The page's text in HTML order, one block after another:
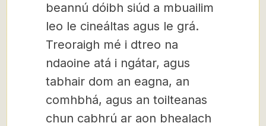
beannú dóibh siúd a mbuailim
leo le cineáltas agus le grá.
Treoraigh mé i dtreo na
ndaoine atá i ngátar, agus
tabhair dom an eagna, an
comhbhá, agus an toilteanas
chun cabhrú ar aon bhealach